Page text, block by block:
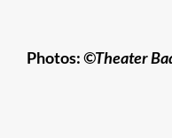
Photos:©Theater